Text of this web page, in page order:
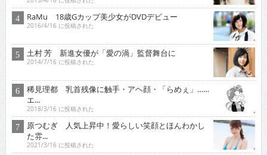
RaMu 18歳Gカップ美少女がDVDデビュー
2016/4/16 に投稿された
土村 芳 新進女優が「愛の渦」監督舞台に
2014/7/16 に投稿された
稀見理都 乳首残像に触手・アヘ顔・「らめぇ」……
エ...
2018/3/16 に投稿された
原つむぎ 人気上昇中！愛らしい笑顔とほんわかし
た雰...
2021/3/16 に投稿された